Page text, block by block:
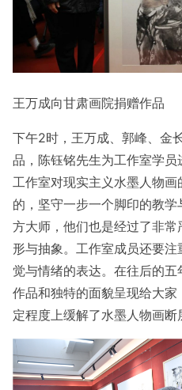
王万成向甘肃画院捐赠作品
下午2时，王万成、郭峰、金
品，陈钰铭先生为工作室学
工作室对现实主义水墨人物
的，坚守一步一个脚印的教
方大师，他们也是经过了非
形与抽象。工作室成员还要
觉与情绪的表达。在往后的
作品和独特的面貌呈现给大
定程度上缓解了水墨人物画断